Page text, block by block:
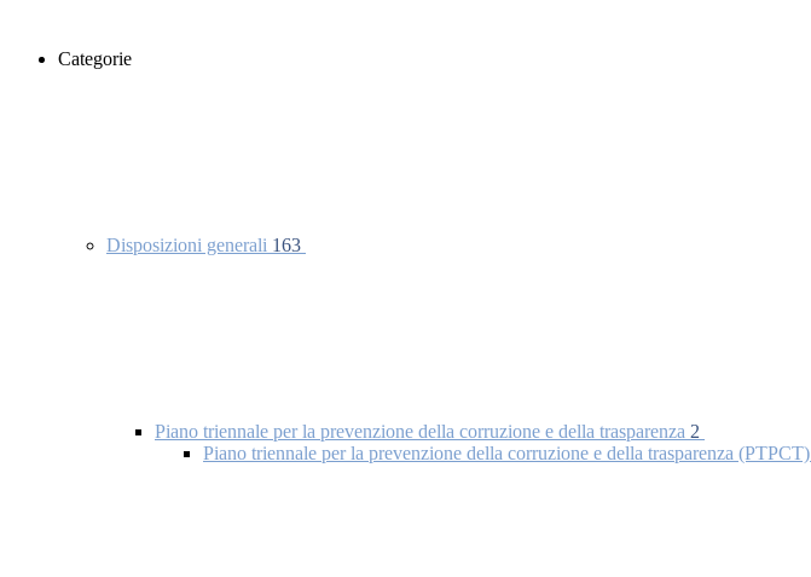
Categorie
Disposizioni generali 163
Piano triennale per la prevenzione della corruzione e della trasparenza 2
Piano triennale per la prevenzione della corruzione e della trasparenza (PTPCT)